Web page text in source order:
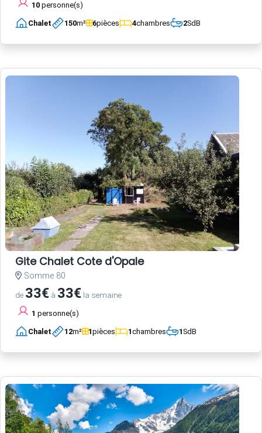
10 personne(s)
Chalet 150m² 6pièces 4chambres 2SdB
Gite Chalet Cote d'Opale
Somme 80
de 33€ à 33€ la semaine
1 personne(s)
Chalet 12m² 1pièces 1chambres 1SdB